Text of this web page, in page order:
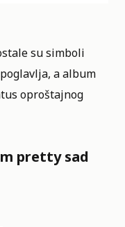
su simboli
a album
oproštajnog
pretty sad